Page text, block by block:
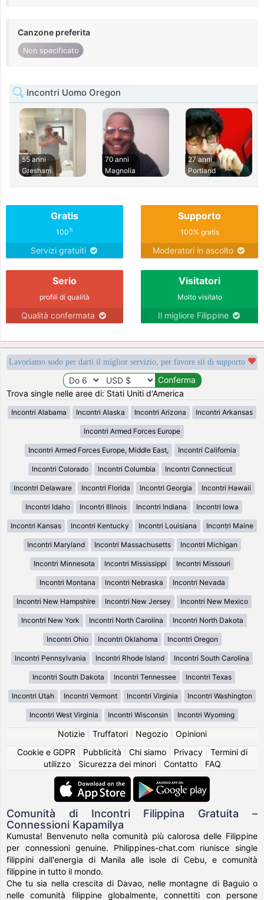
Canzone preferita
Non specificato
Incontri Uomo Oregon
55 anni
Gresham
70 anni
Magnolia
27 anni
Portland
Gratis
100%
Servizi gratuiti
Supporto
100% gratis
Moderatori in ascolto
Serio
profili di qualità
Qualità confermata
Visitatori
Molto visitato
Il migliore Filippine
Lavoriamo sodo per darti il miglior servizio, per favore sii di supporto
Trova single nelle aree di: Stati Uniti d'America
Incontri Alabama Incontri Alaska Incontri Arizona Incontri Arkansas
Incontri Armed Forces Europe
Incontri Armed Forces Europe, Middle East, Incontri California
Incontri Colorado Incontri Columbia Incontri Connecticut
Incontri Delaware Incontri Florida Incontri Georgia Incontri Hawaii
Incontri Idaho Incontri Illinois Incontri Indiana Incontri Iowa
Incontri Kansas Incontri Kentucky Incontri Louisiana Incontri Maine
Incontri Maryland Incontri Massachusetts Incontri Michigan
Incontri Minnesota Incontri Mississippi Incontri Missouri
Incontri Montana Incontri Nebraska Incontri Nevada
Incontri New Hampshire Incontri New Jersey Incontri New Mexico
Incontri New York Incontri North Carolina Incontri North Dakota
Incontri Ohio Incontri Oklahoma Incontri Oregon
Incontri Pennsylvania Incontri Rhode Island Incontri South Carolina
Incontri South Dakota Incontri Tennessee Incontri Texas
Incontri Utah Incontri Vermont Incontri Virginia Incontri Washington
Incontri West Virginia Incontri Wisconsin Incontri Wyoming
Notizie| Truffatori| Negozio| Opinioni
Cookie e GDPR
Pubblicità Chi siamo| Privacy| Termini di
utilizzo| Sicurezza dei minori| Contatto| FAQ
Comunità di Incontri Filippina Gratuita –
Connessioni Kapamilya
Kumusta! Benvenuto nella comunità più calorosa delle Filippine
per connessioni genuine. Philippines-chat.com riunisce single
filippini dall'energia di Manila alle isole di Cebu, e comunità
filippine in tutto il mondo.
Che tu sia nella crescita di Davao, nelle montagne di Baguio o
nelle comunità filippine globalmente, connettiti con persone